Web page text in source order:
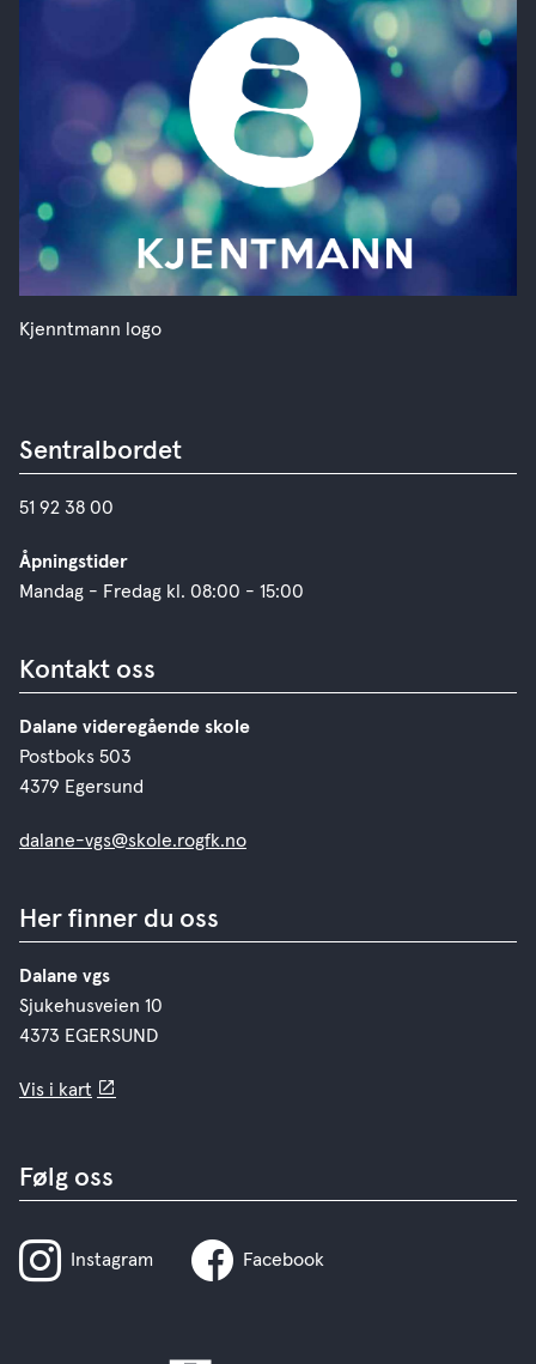
Kjenntmann logo
Sentralbordet
51 92 38 00
Åpningstider
Mandag - Fredag kl. 08:00 - 15:00
Kontakt oss
Dalane videregående skole
Postboks 503
4379 Egersund
dalane-vgs@skole.rogfk.no
Her finner du oss
Dalane vgs
Sjukehusveien 10
4373 EGERSUND
Vis i kart
Følg oss
Instagram Facebook